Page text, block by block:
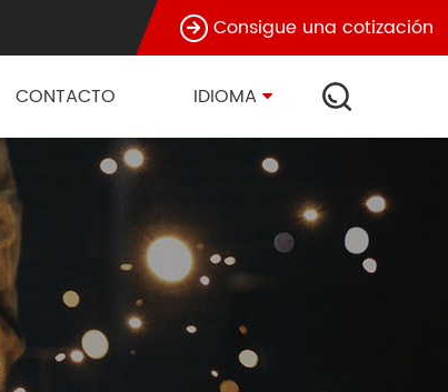
Consigue una cotización
CONTACTO IDIOMA